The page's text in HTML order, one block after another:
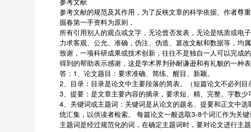
参考文献的规范及其作用，为了反映文章的科学依据、作者尊
掘春第一手资料为原则，
所有引用别人的观点或文字，无论曾否发表，无论是纸质或电
力求客观、公允、准确，伪注、伪造、篡改文献和数据等，均属
致谢，一项科研成果或技术创新，往往不是独自一人可以完成
得到的帮助表示感谢，这是学术界判孙耐谦逊和有礼貌的一种表
答：1、论文题目：要求准确、简练、醒目、新颖。
2、目录：目录是论文中主要段落的简表。（短篇论文不必列目
3、提要：是文章主要内容的摘录，要求短、精、完整。字数少
4、关键词或主题词：关键词是从论文的题名、提要和正文中
统汇集，以供读者检索。 每篇论文一般选取3-8个词汇作为关键
主题词是经过规范化的词，在确定主题词时，要对论文进行主